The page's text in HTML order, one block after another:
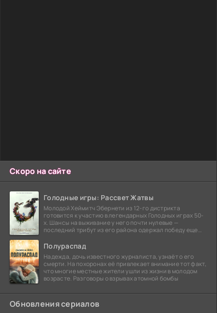
Скоро на сайте
Голодные игры: Рассвет Жатвы
Молодой Хеймитч Эбернети из 12-го дистрикта
готовится к участию в легендарных Голодных играх 50-
х. Шансы на выживание у него почти нулевые —
последний трибут из его района одержал победу еще
Полураспад
Надежда, дочь известного журналиста, узнаёт о его
смерти. На похоронах её привлекает внимание тот факт,
что многие местные жители ушли из жизни в молодом
возрасте. Разговоры о взрывах атомной бомбы
Обновления сериалов